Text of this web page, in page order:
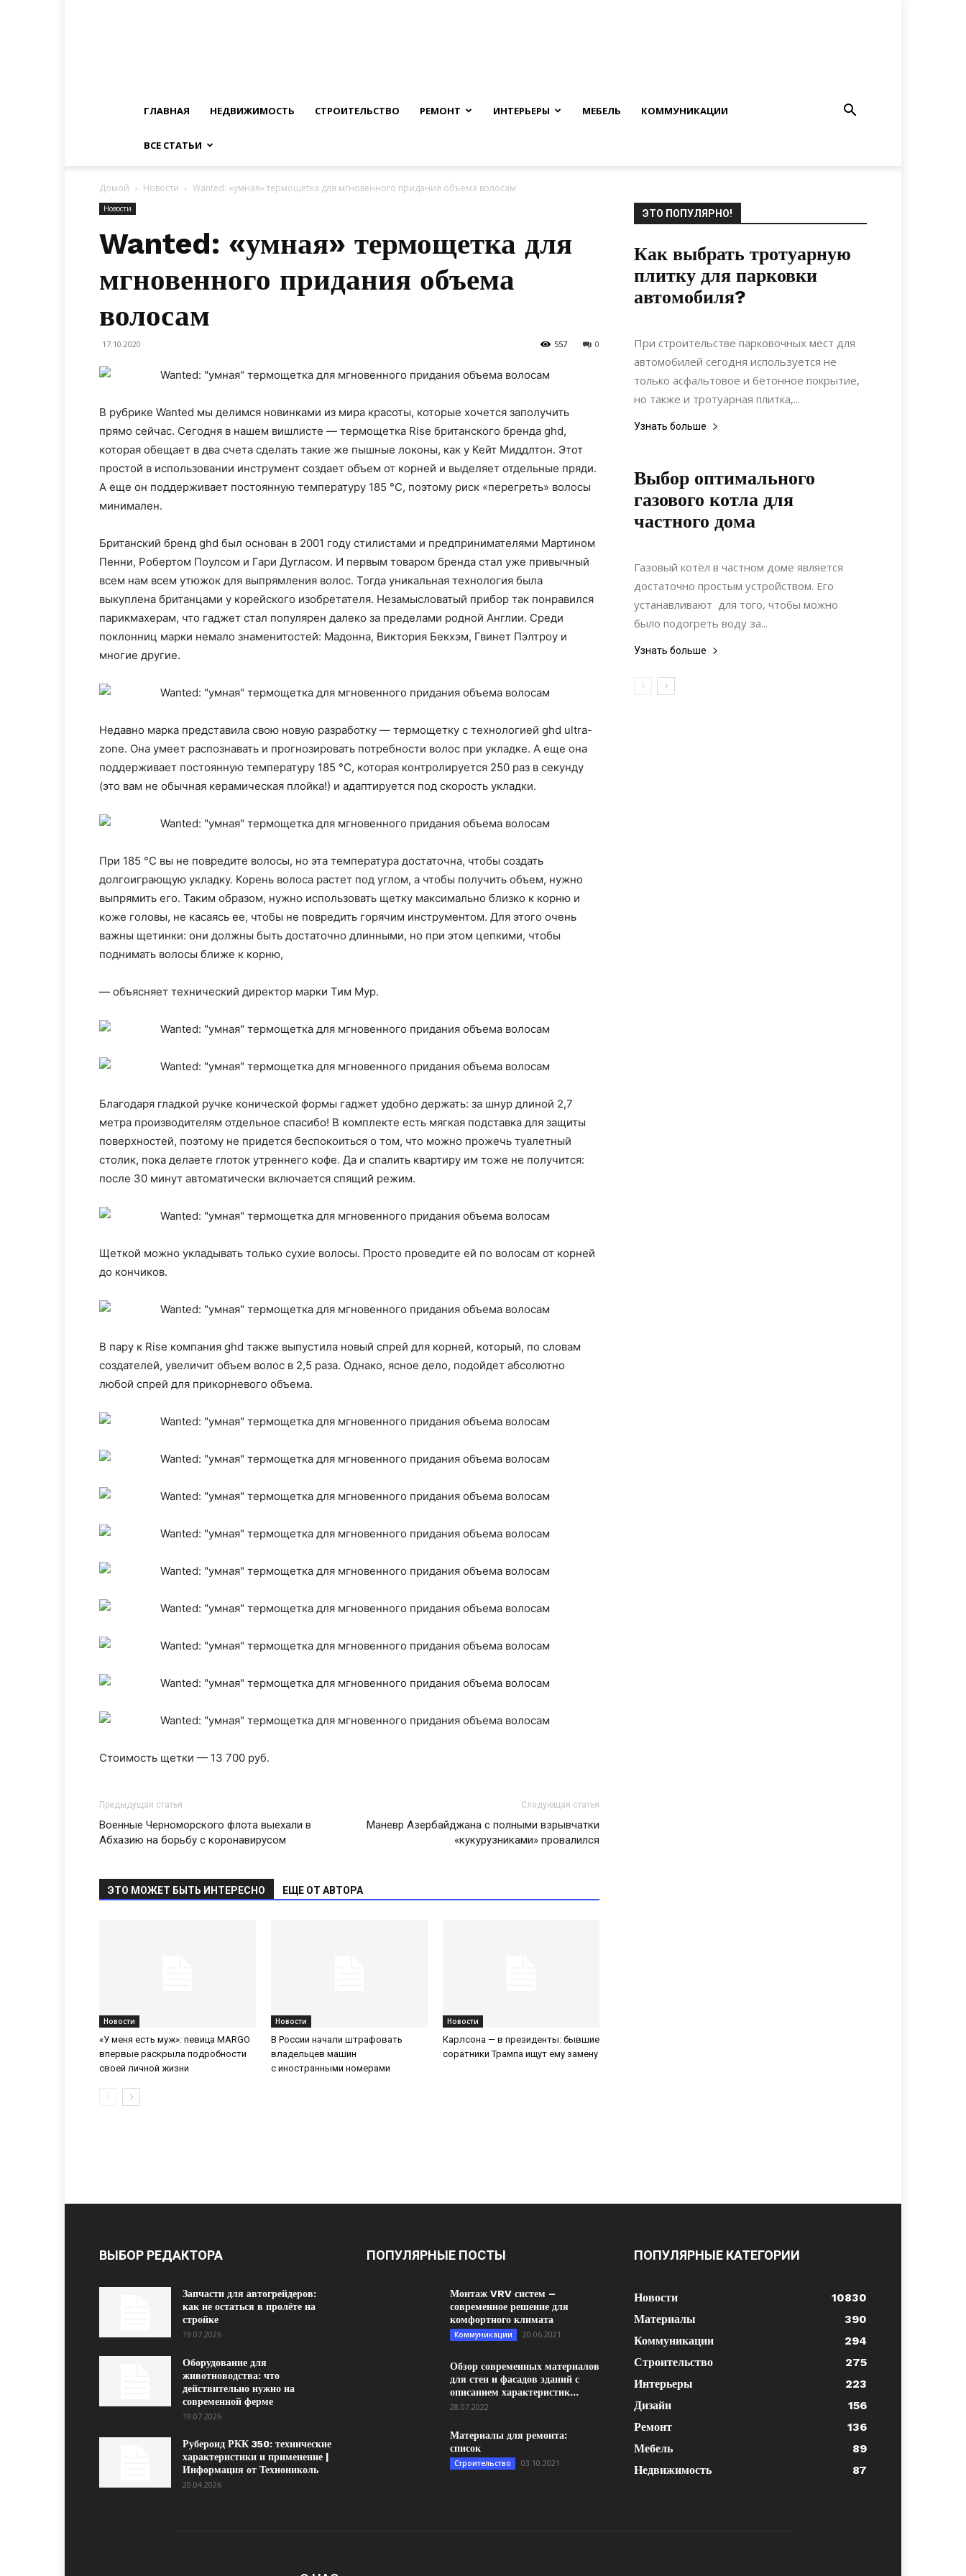
ГЛАВНАЯ НЕДВИЖИМОСТЬ СТРОИТЕЛЬСТВО РЕМОНТ ИНТЕРЬЕРЫ МЕБЕЛЬ КОММУНИКАЦИИ
ВСЕ СТАТЬИ
Домой Новости Wanted: «умная» термощетка для мгновенного придания объема волосам
Новости
Wanted: «умная» термощетка для
мгновенного придания объема
волосам
17.10.2020 0
557
В рубрике Wanted мы делимся новинками из мира красоты, которые хочется заполучить
прямо сейчас. Сегодня в нашем вишлисте — термощетка Rise британского бренда ghd,
которая обещает в два счета сделать такие же пышные локоны, как у Кейт Миддлтон. Этот
простой в использовании инструмент создает объем от корней и выделяет отдельные пряди.
А еще он поддерживает постоянную температуру 185 °C, поэтому риск «перегреть» волосы
минимален.
Британский бренд ghd был основан в 2001 году стилистами и предпринимателями Мартином
Пенни, Робертом Поулсом и Гари Дугласом. И первым товаром бренда стал уже привычный
всем нам всем утюжок для выпрямления волос. Тогда уникальная технология была
выкуплена британцами у корейского изобретателя. Незамысловатый прибор так понравился
парикмахерам, что гаджет стал популярен далеко за пределами родной Англии. Среди
поклонниц марки немало знаменитостей: Мадонна, Виктория Бекхэм, Гвинет Пэлтроу и
многие другие.
Недавно марка представила свою новую разработку — термощетку с технологией ghd ultra-
zone. Она умеет распознавать и прогнозировать потребности волос при укладке. А еще она
поддерживает постоянную температуру 185 °C, которая контролируется 250 раз в секунду
(это вам не обычная керамическая плойка!) и адаптируется под скорость укладки.
При 185 °C вы не повредите волосы, но эта температура достаточна, чтобы создать
долгоиграющую укладку. Корень волоса растет под углом, а чтобы получить объем, нужно
выпрямить его. Таким образом, нужно использовать щетку максимально близко к корню и
коже головы, не касаясь ее, чтобы не повредить горячим инструментом. Для этого очень
важны щетинки: они должны быть достаточно длинными, но при этом цепкими, чтобы
поднимать волосы ближе к корню,
— объясняет технический директор марки Тим Мур.
Благодаря гладкой ручке конической формы гаджет удобно держать: за шнур длиной 2,7
метра производителям отдельное спасибо! В комплекте есть мягкая подставка для защиты
поверхностей, поэтому не придется беспокоиться о том, что можно прожечь туалетный
столик, пока делаете глоток утреннего кофе. Да и спалить квартиру им тоже не получится:
после 30 минут автоматически включается спящий режим.
Щеткой можно укладывать только сухие волосы. Просто проведите ей по волосам от корней
до кончиков.
В пару к Rise компания ghd также выпустила новый спрей для корней, который, по словам
создателей, увеличит объем волос в 2,5 раза. Однако, ясное дело, подойдет абсолютно
любой спрей для прикорневого объема.
Стоимость щетки — 13 700 руб.
Предыдущая статья
Военные Черноморского флота выехали в
Абхазию на борьбу с коронавирусом
Следующая статья
Маневр Азербайджана с полными взрывчатки
«кукурузниками» провалился
ЭТО МОЖЕТ БЫТЬ ИНТЕРЕСНО ЕЩЕ ОТ АВТОРА
Новости
«У меня есть муж»: певица MARGO
впервые раскрыла подробности
своей личной жизни
Новости
В России начали штрафовать
владельцев машин
с иностранными номерами
Новости
Карлсона — в президенты: бывшие
соратники Трампа ищут ему замену
ЭТО ПОПУЛЯРНО!
Как выбрать тротуарную
плитку для парковки
автомобиля?
03.12.2020
При строительстве парковочных мест для
автомобилей сегодня используется не
только асфальтовое и бетонное покрытие,
но также и тротуарная плитка,...
Узнать больше
Выбор оптимального
газового котла для
частного дома
04.05.2020
Газовый котёл в частном доме является
достаточно простым устройством. Его
устанавливают для того, чтобы можно
было подогреть воду за...
Узнать больше
ВЫБОР РЕДАКТОРА
Запчасти для автогрейдеров:
как не остаться в пролёте на
стройке
19.07.2026
Оборудование для
животноводства: что
действительно нужно на
современной ферме
19.07.2026
Рубероид РКК 350: технические
характеристики и применение |
Информация от Технониколь
20.04.2026
ПОПУЛЯРНЫЕ ПОСТЫ
Монтаж VRV систем –
современное решение для
комфортного климата
Коммуникации 20.06.2021
Обзор современных материалов
для стен и фасадов зданий с
описанием характеристик...
28.07.2022
Материалы для ремонта:
список
Строительство 03.10.2021
ПОПУЛЯРНЫЕ КАТЕГОРИИ
Новости
10830
Материалы
390
Коммуникации
294
Строительство
275
Интерьеры
223
Дизайн
156
Ремонт
136
Мебель
89
Недвижимость
87